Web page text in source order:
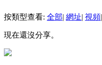
按類型查看: 全部| 網址| 視頻|
現在還沒分享。